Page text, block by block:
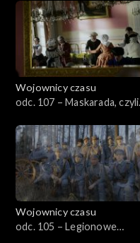
Chęciny 1655
Wojownicy czasu
odc. 107 – Maskarada, czyli
Wojownicy czasu
odc. 105 – Legionowe